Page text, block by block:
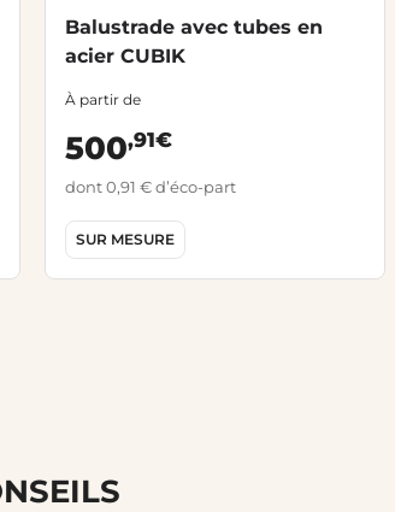
Balustrade avec tubes en
acier CUBIK
À partir de
500,91€
dont 0,91 € d’éco-part
SUR MESURE